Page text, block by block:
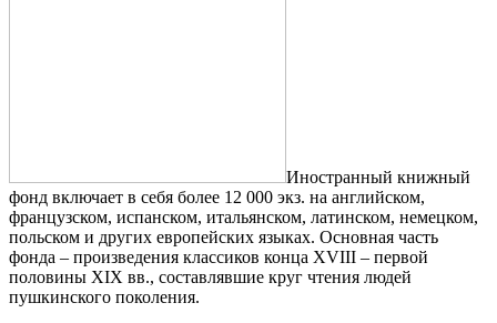
Иностранный книжный
фонд включает в себя более 12 000 экз. на английском,
французском, испанском, итальянском, латинском, немецком,
польском и других европейских языках. Основная часть
фонда – произведения классиков конца XVIII – первой
половины XIX вв., составлявшие круг чтения людей
пушкинского поколения.